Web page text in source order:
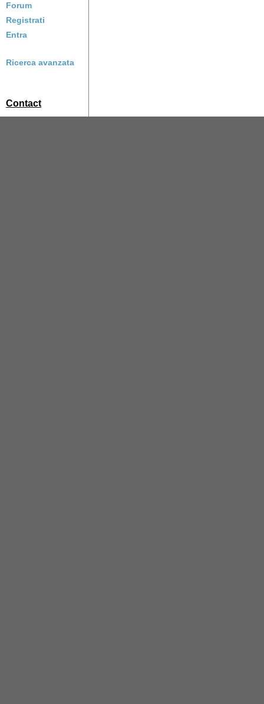
Forum
Registrati
Entra
Ricerca avanzata
Contact